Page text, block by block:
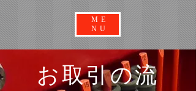
ME
NU
お取引の流